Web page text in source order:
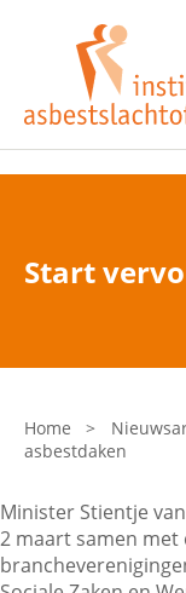
Heeft u
Heeft u
Bent u arts?
Asbest en
Laatste
Onze
Start
Home >
asbestdaken
Minister Stientje
2 maart samen met